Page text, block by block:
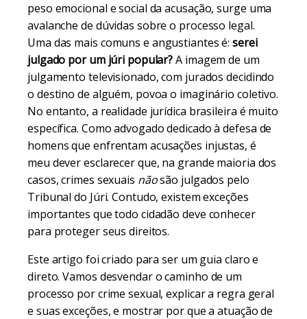
peso emocional e social da acusação, surge uma
avalanche de dúvidas sobre o processo legal.
Uma das mais comuns e angustiantes é:serei
julgado por um júri popular?A imagem de um
julgamento televisionado, com jurados decidindo
o destino de alguém, povoa o imaginário coletivo.
No entanto, a realidade jurídica brasileira é muito
específica. Como advogado dedicado à defesa de
homens que enfrentam acusações injustas, é
meu dever esclarecer que, na grande maioria dos
casos, crimes sexuais nãosão julgados pelo
Tribunal do Júri. Contudo, existem exceções
importantes que todo cidadão deve conhecer
para proteger seus direitos.
Este artigo foi criado para ser um guia claro e
direto. Vamos desvendar o caminho de um
processo por crime sexual, explicar a regra geral
e suas exceções, e mostrar por que a atuação de